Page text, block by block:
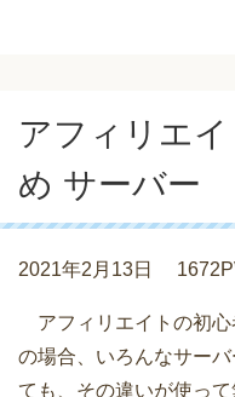
アフィリエ
め サーバー
2021年2月13日
アフィリエイトの初心
の場合、いろんなサー
ても、その違いが使っ